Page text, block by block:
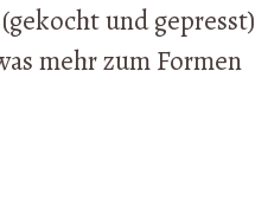
und gepresst)
mehr zum Formen